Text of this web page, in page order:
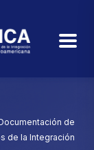
de
de la Integración